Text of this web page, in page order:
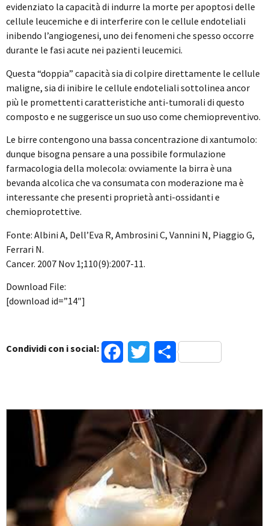
evidenziato la capacità di indurre la morte per apoptosi delle
cellule leucemiche e di interferire con le cellule endoteliali
inibendo l’angiogenesi, uno dei fenomeni che spesso occorre
durante le fasi acute nei pazienti leucemici.
Questa “doppia” capacità sia di colpire direttamente le cellule
maligne, sia di inibire le cellule endoteliali sottolinea ancor
più le promettenti caratteristiche anti-tumorali di questo
composto e ne suggerisce un suo uso come chemiopreventivo.
Le birre contengono una bassa concentrazione di xantumolo:
dunque bisogna pensare a una possibile formulazione
farmacologia della molecola: ovviamente la birra è una
bevanda alcolica che va consumata con moderazione ma è
interessante che presenti proprietà anti-ossidanti e
chemioprotettive.
Fonte: Albini A, Dell’Eva R, Ambrosini C, Vannini N, Piaggio G,
Ferrari N.
Cancer. 2007 Nov 1;110(9):2007-11.
Download File:
[download id=”14″]
Condividi con i social: FacebookTwitterCondividi